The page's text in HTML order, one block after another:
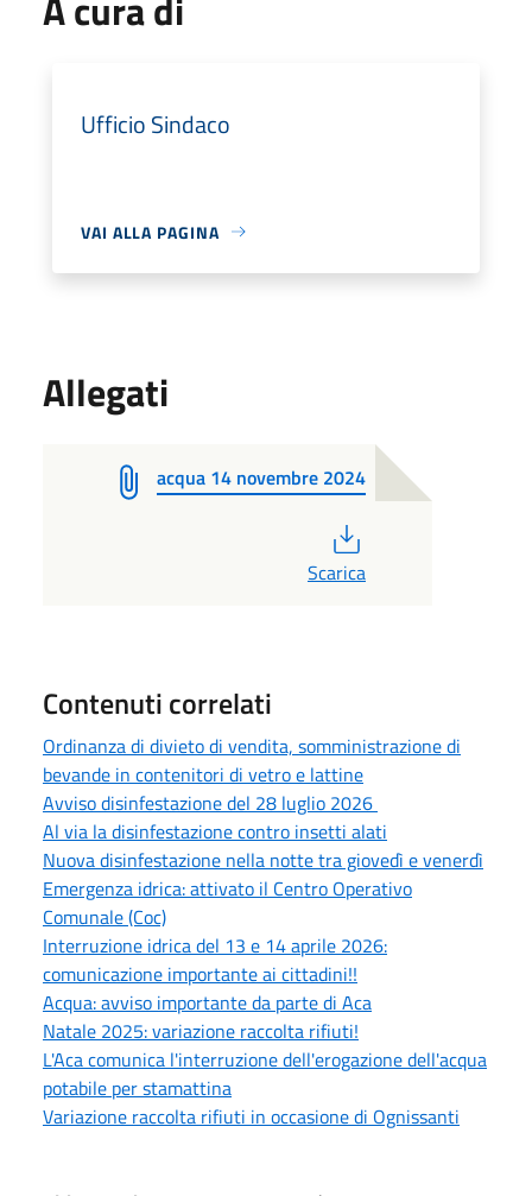
Ufficio Sindaco
VAI ALLA PAGINA
Allegati
acqua 14 novembre 2024
Scarica
Contenuti correlati
Ordinanza di divieto di vendita, somministrazione di
bevande in contenitori di vetro e lattine
Avviso disinfestazione del 28 luglio 2026
Al via la disinfestazione contro insetti alati
Nuova disinfestazione nella notte tra giovedì e venerdì
Emergenza idrica: attivato il Centro Operativo
Comunale (Coc)
Interruzione idrica del 13 e 14 aprile 2026:
comunicazione importante ai cittadini!!
Acqua: avviso importante da parte di Aca
Natale 2025: variazione raccolta rifiuti!
L'Aca comunica l'interruzione dell'erogazione dell'acqua
potabile per stamattina
Variazione raccolta rifiuti in occasione di Ognissanti